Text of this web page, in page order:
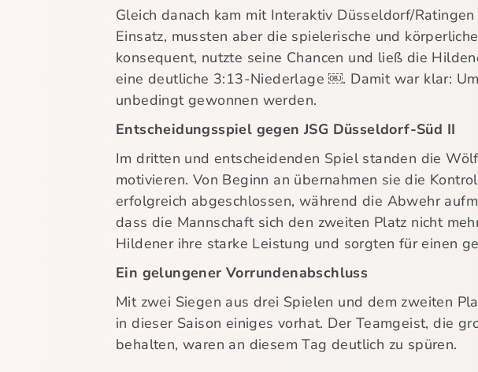
Gleich danach kam mit Interaktiv Düsseldorf/
Einsatz, mussten aber die spielerische und
konsequent, nutzte seine Chancen und ließ die
eine deutliche 3:13-Niederlage ￼. Damit war klar:
unbedingt gewonnen werden.
Entscheidungsspiel gegen JSG Düsseldorf-Süd II
Im dritten und entscheidenden Spiel standen die
motivieren. Von Beginn an übernahmen sie die
erfolgreich abgeschlossen, während die Abwehr
dass die Mannschaft sich den zweiten Platz nicht
Hildener ihre starke Leistung und sorgten für einen
Ein gelungener Vorrundenabschluss
Mit zwei Siegen aus drei Spielen und dem zweiten
in dieser Saison einiges vorhat. Der Teamgeist, die
behalten, waren an diesem Tag deutlich zu spüren.